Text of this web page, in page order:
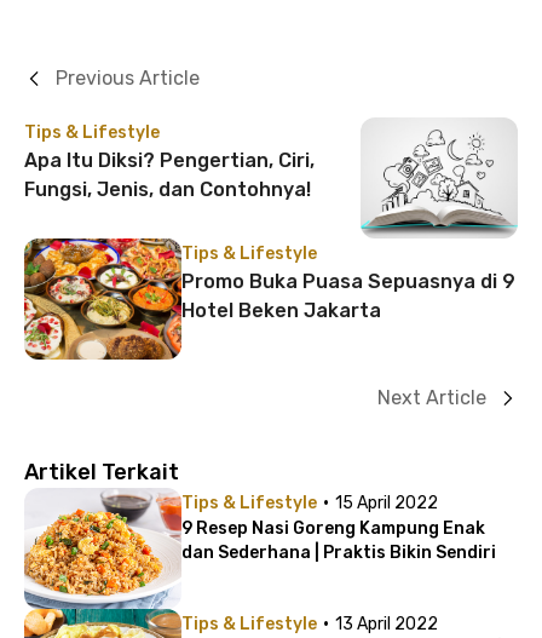
Tips & Lifestyle
Apa Itu Diksi? Pengertian, Ciri,
Fungsi, Jenis, dan Contohnya!
Previous Article
Tips & Lifestyle
Promo Buka Puasa Sepuasnya di 9
Hotel Beken Jakarta
Next Article
Artikel Terkait
Tips & Lifestyle · 15 April 2022
9 Resep Nasi Goreng Kampung Enak
dan Sederhana | Praktis Bikin Sendiri
Tips & Lifestyle · 13 April 2022